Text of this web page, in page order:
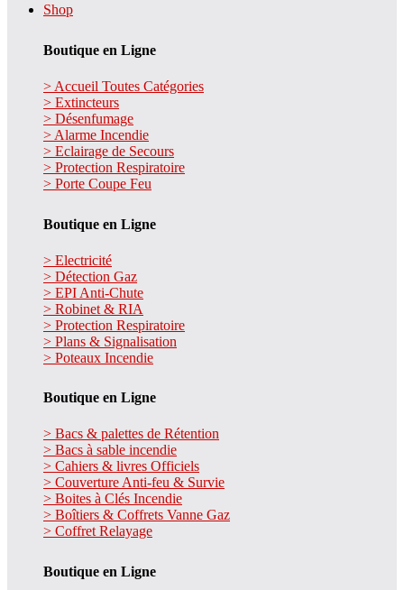
Shop
Boutique en Ligne
> Accueil Toutes Catégories
> Extincteurs
> Désenfumage
> Alarme Incendie
> Eclairage de Secours
> Protection Respiratoire
> Porte Coupe Feu
Boutique en Ligne
> Electricité
> Détection Gaz
> EPI Anti-Chute
> Robinet & RIA
> Protection Respiratoire
> Plans & Signalisation
> Poteaux Incendie
Boutique en Ligne
> Bacs & palettes de Rétention
> Bacs à sable incendie
> Cahiers & livres Officiels
> Couverture Anti-feu & Survie
> Boites à Clés Incendie
> Boîtiers & Coffrets Vanne Gaz
> Coffret Relayage
Boutique en Ligne